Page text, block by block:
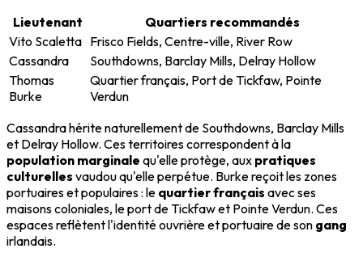
Lieutenant
Quartiers recommandés
Vito Scaletta Frisco Fields, Centre-ville, River Row
Cassandra
Southdowns, Barclay Mills, Delray Hollow
Thomas
Burke
Quartier français, Port de Tickfaw, Pointe
Verdun
Cassandra hérite naturellement de Southdowns, Barclay Mills
et Delray Hollow. Ces territoires correspondent à la
population marginale qu'elle protège, aux pratiques
culturelles vaudou qu'elle perpétue. Burke reçoit les zones
portuaires et populaires : le quartier français avec ses
maisons coloniales, le port de Tickfaw et Pointe Verdun. Ces
espaces reflètent l'identité ouvrière et portuaire de son gang
irlandais.